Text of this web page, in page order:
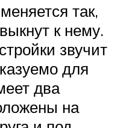
так,
к нему.
звучит
для
два
на